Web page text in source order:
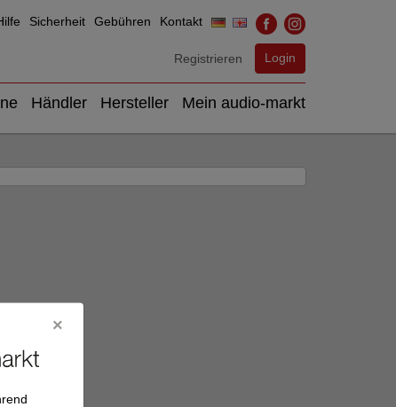
Sicherheit Gebühren Kontakt
Registrieren Login
Händler Hersteller Mein audio-markt